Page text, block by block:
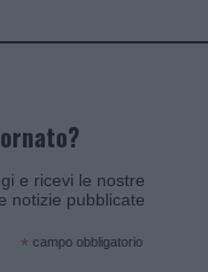
e ricevi le nostre
notizie pubblicate
* campo obbligatorio